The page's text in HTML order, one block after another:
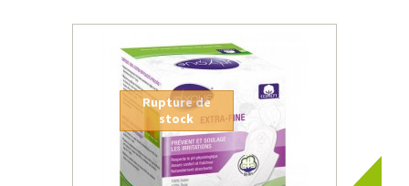
Rupture de
stock